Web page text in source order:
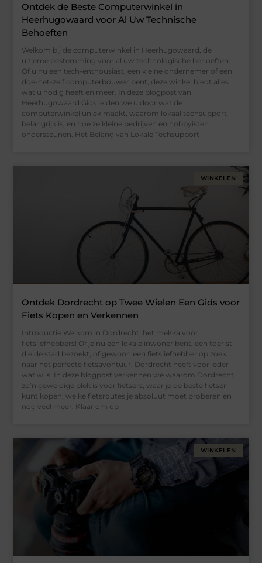
Ontdek de Beste Computerwinkel in
Heerhugowaard voor Al Uw Technische
Behoeften
Welkom bij de computerwinkel in Heerhugowaard, de
ultieme bestemming voor al uw technologische behoeften.
Of u nu een tech-enthousiast, een kleine ondernemer of een
doe-het-zelf computerbouwer bent, deze winkel biedt alles
wat u nodig heeft en meer. In deze blogpost van
Heerhugowaard Gids leiden we u door wat de
computerwinkel uniek maakt, waarom lokaal techsupport
belangrijk is, en hoe ze kleine bedrijven en hobbyisten
ondersteunen. Het Belang van Lokale Techsupport
WINKELEN
Ontdek Dordrecht op Twee Wielen Een Gids voor
Fiets Kopen en Verkennen
Introductie Welkom in Dordrecht, het mekka voor
fietsliefhebbers! Of je nu een lokale inwoner bent, een toerist
die de stad bezoekt, of gewoon een fietsliefhebber op zoek
naar het perfecte fietsavontuur, Dordrecht heeft voor ieder
wat wils. In deze blogpost verkennen we waarom Dordrecht
zo’n geweldige plek is voor fietsers, waar je de beste fietsen
kunt kopen, welke fietsroutes je absoluut moet proberen en
nog veel meer. Klaar om op
WINKELEN